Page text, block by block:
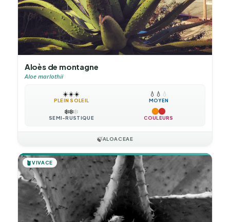
Aloès de montagne
Aloe marlothii
☀️☀️☀️
PLEIN SOLEIL
💧 💧 💧
MOYEN
❄️❄️❄️
SEMI-RUSTIQUE COULEURS
🍃ALOACEAE
🪴VIVACE